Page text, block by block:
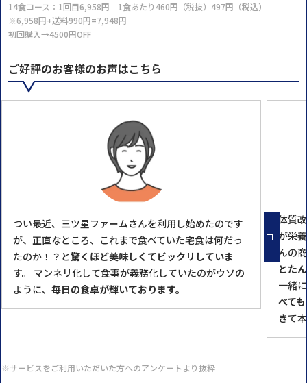
14食コース：1回目6,958円 1食あたり460円（税抜）497円（税込）
※6,958円+送料990円=7,948円
初回購入→4500円OFF
ご好評のお客様のお声はこちら
つい最近、三ツ星ファームさんを利用し始めたのです
が、正直なところ、これまで食べていた宅食は何だっ
たのか！？と驚くほど美味しくてビックリしていま
す。
マンネリ化して食事が義務化していたのがウソの
ように、 毎日の食卓が輝いております。
体質
が栄
んの
とた
一緒
べて
きて
※サービスをご利用いただいた方へのアンケートより抜粋